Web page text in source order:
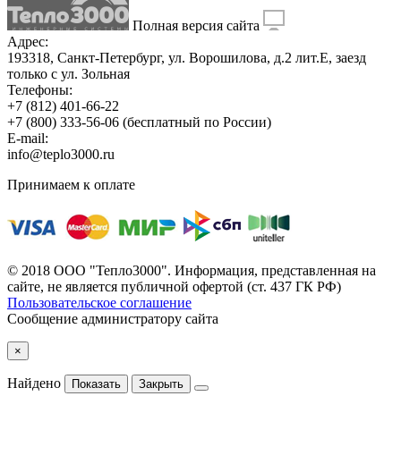
Полная версия сайта
Адрес:
193318, Санкт-Петербург, ул. Ворошилова, д.2 лит.Е, заезд
только с ул. Зольная
Телефоны:
+7 (812) 401-66-22
+7 (800) 333-56-06 (бесплатный по России)
E-mail:
info@teplo3000.ru
Принимаем к оплате
© 2018 ООО "Тепло3000". Информация, представленная на
сайте, не является публичной офертой (ст. 437 ГК РФ)
Пользовательское соглашение
Сообщение администратору сайта
×
Найдено Показать Закрыть